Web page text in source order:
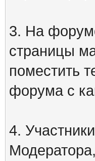
3. На
страницы
поместить
форума с
4.